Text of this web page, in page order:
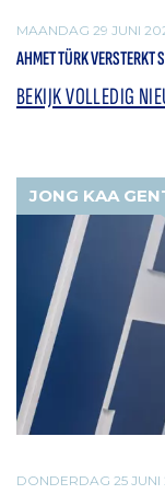
MAANDAG 29 JUNI
AHMET TÜRK VERSTERKT
BEKIJK VOLLEDIG
JONG KAA
DONDERDAG 25 JUNI